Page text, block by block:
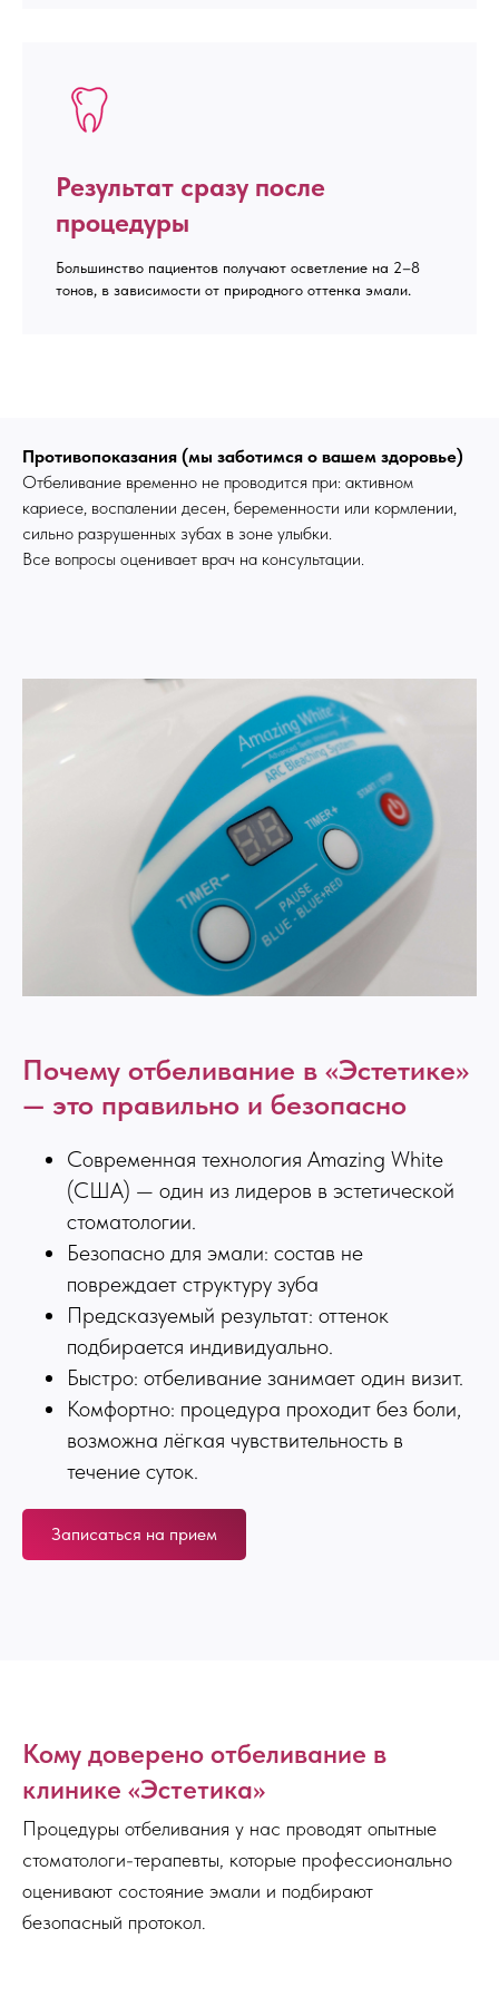
Результат сразу после
процедуры
Большинство пациентов получают осветление на 2–8
тонов, в зависимости от природного оттенка эмали.
Противопоказания (мы заботимся о вашем здоровье)
Отбеливание временно не проводится при: активном
кариесе, воспалении десен, беременности или кормлении,
сильно разрушенных зубах в зоне улыбки.
Все вопросы оценивает врач на консультации.
Почему отбеливание в «Эстетике»
— это правильно и безопасно
Современная технология Amazing White
(США) — один из лидеров в эстетической
стоматологии.
Безопасно для эмали: состав не
повреждает структуру зуба
Предсказуемый результат: оттенок
подбирается индивидуально.
Быстро: отбеливание занимает один визит.
Комфортно: процедура проходит без боли,
возможна лёгкая чувствительность в
течение суток.
Записаться на прием
Кому доверено отбеливание в
клинике «Эстетика»
Процедуры отбеливания у нас проводят опытные
стоматологи-терапевты, которые профессионально
оценивают состояние эмали и подбирают
безопасный протокол.